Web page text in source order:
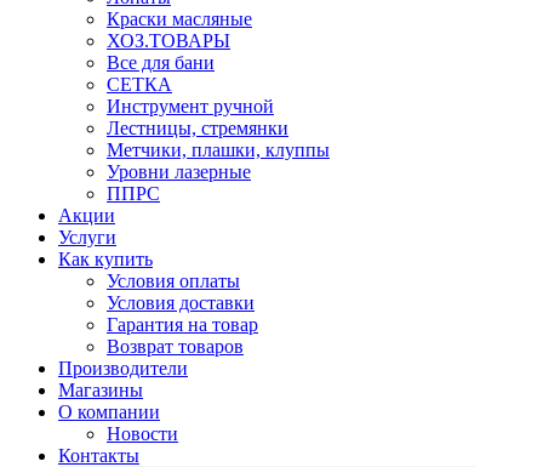
Краски масляные
ХОЗ.ТОВАРЫ
Все для бани
СЕТКА
Инструмент ручной
Лестницы, стремянки
Метчики, плашки, клуппы
Уровни лазерные
ППРС
Акции
Услуги
Как купить
Условия оплаты
Условия доставки
Гарантия на товар
Возврат товаров
Производители
Магазины
О компании
Новости
Контакты